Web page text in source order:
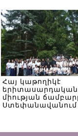
Հայ կաթողիկէ
երիտասարդական
միության
Ստեփանավանում